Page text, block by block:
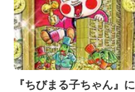
『ちびまる子ちゃん』に